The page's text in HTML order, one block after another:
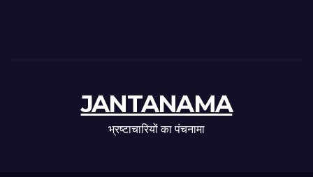
JANTANAMA
भ्रष्टाचारियों का पंचनामा